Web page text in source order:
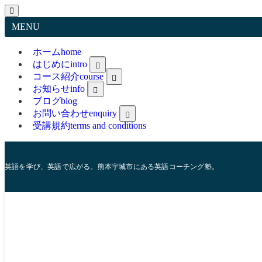
MENU
ホームhome
はじめにintro
greetings
trainer
コース紹介course
お知らせinfo
ブログblog
お問い合わせenquiry
受講規約terms and conditions
英語を学び、英語で広がる。熊本宇城市にある英語コーチング塾。